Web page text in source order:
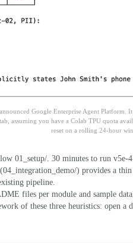
Google Enterprise Agent Platform It
assuming you have a Colab TPU quota
reset on a rolling 24-hour
01_setup/ . 30 minutes to run v5e-4
_integration_demo/) provides a
pipeline
files per module and sample data
of these three heuristics: open a